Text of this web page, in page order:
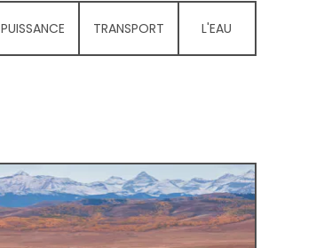
PUISSANCE TRANSPORT L'EAU